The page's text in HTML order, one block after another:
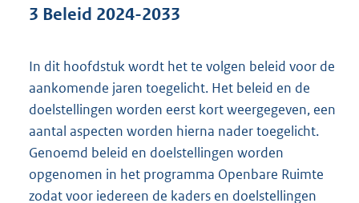
3 Beleid 2024-2033
In dit hoofdstuk wordt het te volgen beleid voor de
aankomende jaren toegelicht. Het beleid en de
doelstellingen worden eerst kort weergegeven, een
aantal aspecten worden hierna nader toegelicht.
Genoemd beleid en doelstellingen worden
opgenomen in het programma Openbare Ruimte
zodat voor iedereen de kaders en doelstellingen